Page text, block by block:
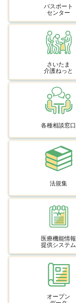
パスポート
センター
さいたま
介護ねっと
各種相談窓口
法規集
医療機能情報
提供システム
オープン